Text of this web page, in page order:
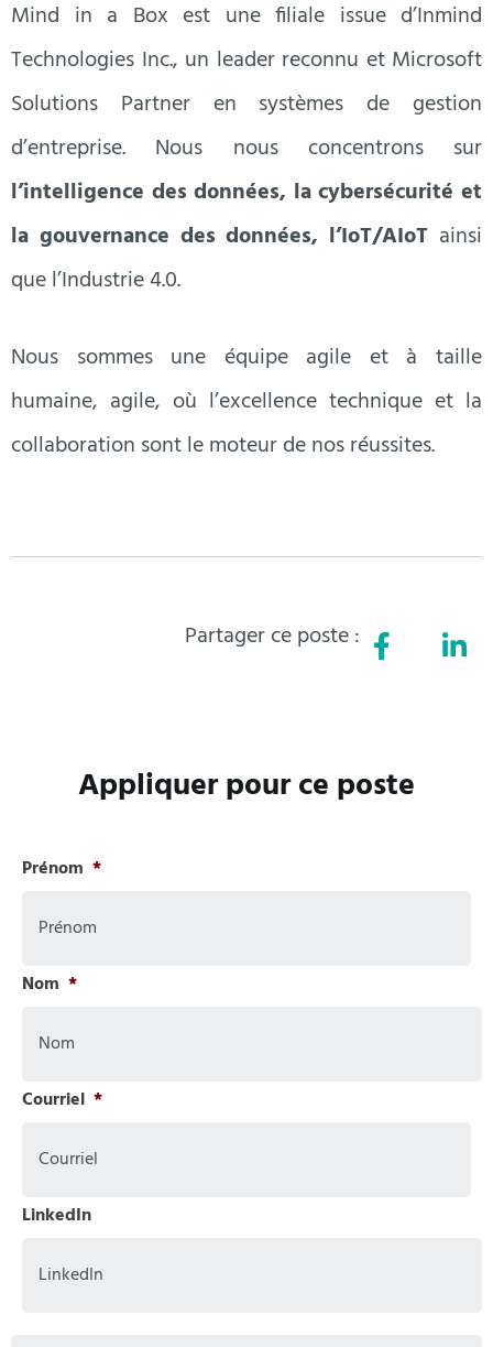
Mind in a Box est une filiale issue d’Inmind
Technologies Inc., un leader reconnu et Microsoft
Solutions Partner en systèmes de gestion
d’entreprise. Nous nous concentrons sur
l’intelligence des données, la cybersécurité et
la gouvernance des données, l’IoT/AIoT ainsi
que l’Industrie 4.0.
Nous sommes une équipe agile et à taille
humaine, agile, où l’excellence technique et la
collaboration sont le moteur de nos réussites.
Partager ce poste :
Appliquer pour ce poste
Prénom *
Nom *
Courriel *
LinkedIn